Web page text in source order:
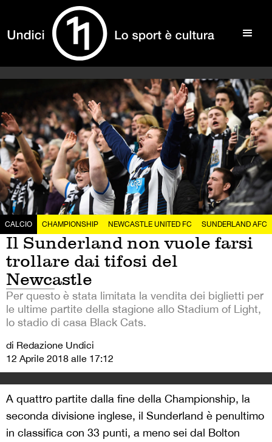
CALCIO CHAMPIONSHIP NEWCASTLE UNITED FC SUNDERLAND AFC
Il Sunderland non vuole farsi
trollare dai tifosi del
Newcastle
Per questo è stata limitata la vendita dei biglietti per
le ultime partite della stagione allo Stadium of Light,
lo stadio di casa Black Cats.
di Redazione Undici
12 Aprile 2018 alle 17:12
A quattro partite dalla fine della Championship, la
seconda divisione inglese, il Sunderland è penultimo
in classifica con 33 punti, a meno sei dal Bolton